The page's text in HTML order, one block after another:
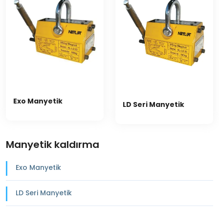
Exo Manyetik LD Seri Manyetik
Manyetik kaldırma
Exo Manyetik
LD Seri Manyetik